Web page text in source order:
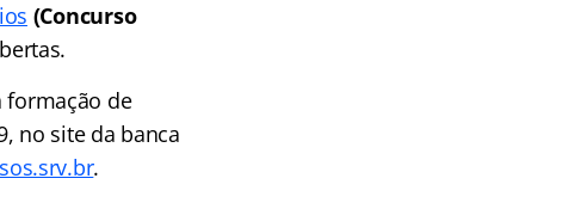
(Concurso
formação de
no site da banca
.